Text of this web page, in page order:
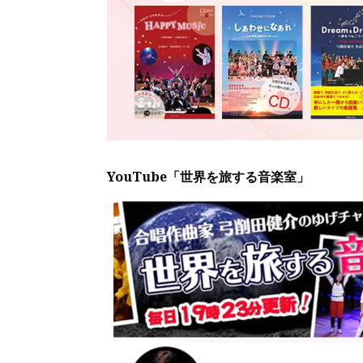
YouTube「世界を旅する音楽室」